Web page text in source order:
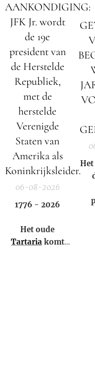
AANKONDIGING:
JFK Jr. wordt
de 19e
president van
de Herstelde
Republiek,
met de
herstelde
Verenigde
Staten van
Amerika als
Koninkrijksleider.
06-08-2026
1776 - 2026
Het oude
Tartariakomt